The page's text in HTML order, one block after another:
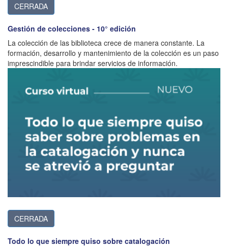
CERRADA
Gestión de colecciones - 10° edición
La colección de las biblioteca crece de manera constante. La
formación, desarrollo y mantenimiento de la colección es un paso
imprescindible para brindar servicios de información.
CERRADA
Todo lo que siempre quiso sobre catalogación